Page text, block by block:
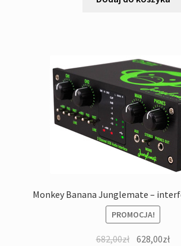
Monkey Banana Junglemate –
PROMOCJA!
682,00zł Pierwotna
628,00zł